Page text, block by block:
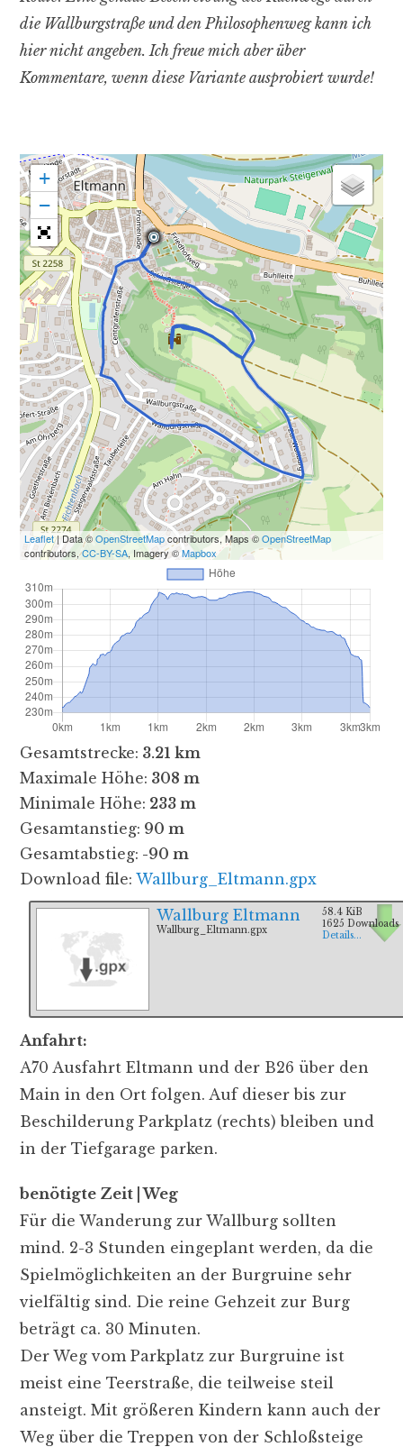
die Wallburgstraße und den Philosophenweg kann ich
hier nicht angeben. Ich freue mich aber über
Kommentare, wenn diese Variante ausprobiert wurde!
+
−
Leaflet| Data ©OpenStreetMapcontributors, Maps ©OpenStreetMap
contributors,CC-BY-SA, Imagery ©Mapbox
Gesamtstrecke: 3.21 km
Maximale Höhe: 308 m
Minimale Höhe: 233 m
Gesamtanstieg: 90 m
Gesamtabstieg: -90 m
Download file: Wallburg_Eltmann.gpx
Wallburg Eltmann
Wallburg_Eltmann.gpx
58.4 KiB
1625 Downloads
Details...
Anfahrt:
A70 Ausfahrt Eltmann und der B26 über den
Main in den Ort folgen. Auf dieser bis zur
Beschilderung Parkplatz (rechts) bleiben und
in der Tiefgarage parken.
benötigte Zeit | Weg
Für die Wanderung zur Wallburg sollten
mind. 2-3 Stunden eingeplant werden, da die
Spielmöglichkeiten an der Burgruine sehr
vielfältig sind. Die reine Gehzeit zur Burg
beträgt ca. 30 Minuten.
Der Weg vom Parkplatz zur Burgruine ist
meist eine Teerstraße, die teilweise steil
ansteigt. Mit größeren Kindern kann auch der
Weg über die Treppen von der Schloßsteige